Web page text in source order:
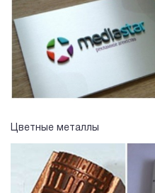
Цветные металлы